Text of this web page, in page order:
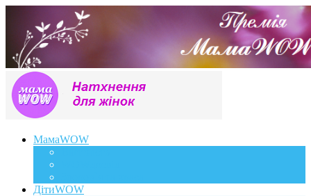
МамаWOW
ДітиWOW